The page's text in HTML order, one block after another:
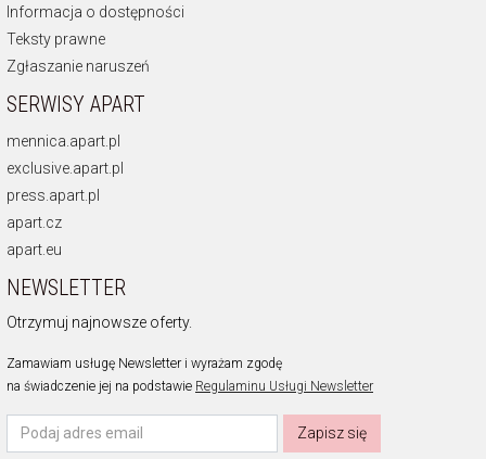
Informacja o dostępności
Teksty prawne
Zgłaszanie naruszeń
SERWISY APART
mennica.apart.pl
exclusive.apart.pl
press.apart.pl
apart.cz
apart.eu
NEWSLETTER
Otrzymuj najnowsze oferty.
Zamawiam usługę Newsletter i wyrażam zgodę
na świadczenie jej na podstawie Regulaminu Usługi Newsletter
Zapisz się